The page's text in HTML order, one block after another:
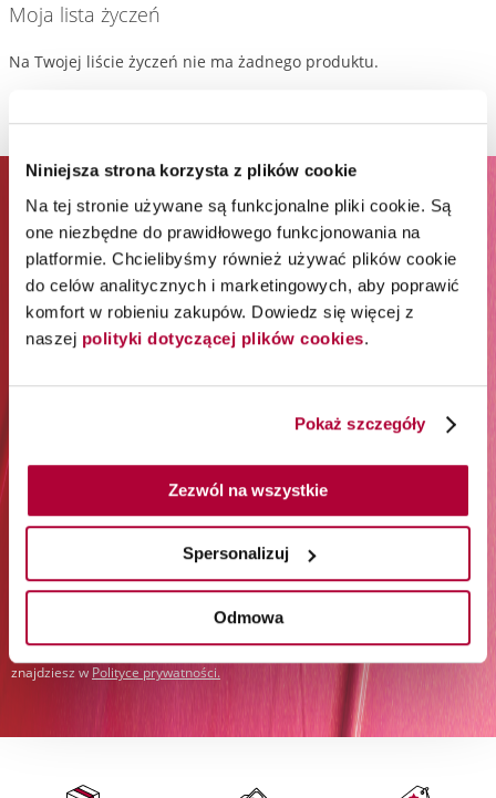
Niniejsza strona korzysta z plików cookie
Na tej stronie używane są funkcjonalne pliki cookie. Są
one niezbędne do prawidłowego funkcjonowania na
platformie. Chcielibyśmy również używać plików cookie
do celów analitycznych i marketingowych, aby poprawić
komfort w robieniu zakupów. Dowiedz się więcej z
naszej polityki dotyczącej plików cookies.
Pokaż szczegóły
Zezwól na wszystkie
Spersonalizuj
Odmowa
Moja lista życzeń
Na Twojej liście życzeń nie ma żadnego produktu.
ZAPISZ SIĘ DO NEWSLETTERA I
ODBIERZ 65% RABATU NA
PIERWSZE ZAKUPY*
*Rabat jest jednorazowy. Obejmuje marki Wella
akcesoriów) i Londa Professional.
Zapisz się
Podając swój adres e-mail i klikając „Zapisz się”, wyrażasz zgodę na
otrzymywanie newslettera i przetwarzanie w tym celu Twoich danych
osobowych przez Orbico Sp. z o.o. (administratora danych). Udzielone
znajdziesz w Polityce prywatności.